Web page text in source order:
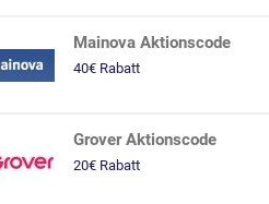
Mainova Aktionscode
40€ Rabatt
Grover Aktionscode
20€ Rabatt